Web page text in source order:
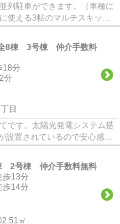
列駐車ができます。（車種に
使える3帖のマルチスキップ
ク...
8棟 3号棟 仲介手数料
18分
分
目
です。太陽光発電システム搭
設置されているので安心感が
...
2号棟 仲介手数料無料
歩13分
歩14分
㎡